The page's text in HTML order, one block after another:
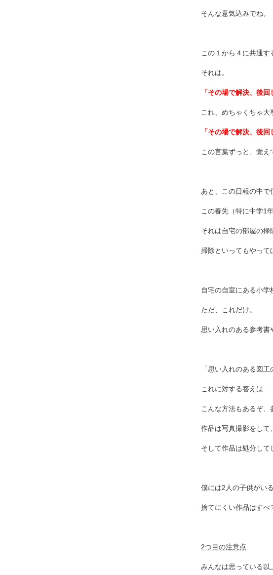
そんな意気込みでね。
この１から４に共通す
それは。
「その場で解決、後回
これ、めちゃくちゃ大
「その場で解決、後回
この言葉ずっと、覚え
あと、この日報の中で
この春先（特に中学1
それは自宅の部屋の掃
掃除といってもやって
自宅の自室にある小学
ただ、これだけ。
思い入れのある参考書
「思い入れのある図
これに対する答えは…
こんな方法もあるぞ、
作品は写真撮影をして
そして作品は処分して
僕には2人の子供がいる
捨てにくい作品はすべ
2つ目の注意点
みんなは思っている以